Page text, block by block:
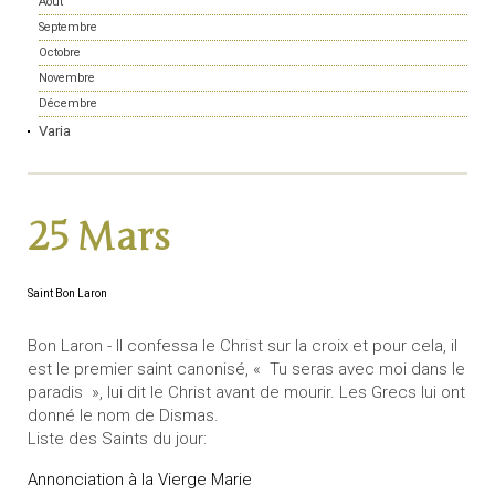
Septembre
Octobre
Novembre
Décembre
Varia
25 Mars
Saint Bon Laron
Bon Laron - Il confessa le Christ sur la croix et pour cela, il
est le premier saint canonisé, « Tu seras avec moi dans le
paradis », lui dit le Christ avant de mourir. Les Grecs lui ont
donné le nom de Dismas.
Liste des Saints du jour:
Annonciation à la Vierge Marie